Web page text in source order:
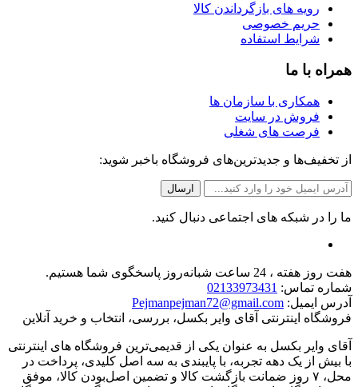
رویه های بازگرداندن کالا
حریم خصوصی
شرایط استفاده
همراه با ما
همکاری با سازمان ها
فروش در سایت
فرصت های شغلی
از تخفیف‌ها و جدیدترین‌های فروشگاه باخبر شوید:
ما را در شبکه های اجتماعی دنبال کنید.
هفت روز هفته ، 24 ساعت شبانه‌روز پاسخگوی شما هستیم.
شماره تماس: 02133973431
آدرس ایمیل: Pejmanpejman72@gmail.com
فروشگاه اینترنتی آقای وایر بکسل، بررسی، انتخاب و خرید آنلاین
آقای وایر بکسل به عنوان یکی از قدیمی‌ترین فروشگاه های اینترنتی
با بیش از یک دهه تجربه، با پایبندی به سه اصل کلیدی، پرداخت در
محل، ۷ روز ضمانت بازگشت کالا و تضمین اصل‌بودن کالا، موفق